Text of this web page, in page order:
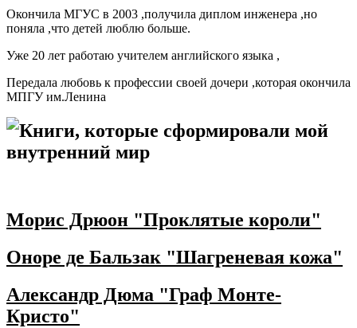
Окончила МГУС в 2003 ,получила диплом инженера ,но
поняла ,что детей люблю больше.
Уже 20 лет работаю учителем английского языка ,
Передала любовь к профессии своей дочери ,которая окончила
МПГУ им.Ленина
Книги, которые сформировали мой
внутренний мир
Морис Дрюон "Проклятые короли"
Оноре де Бальзак "Шагреневая кожа"
Александр Дюма "Граф Монте-
Кристо"